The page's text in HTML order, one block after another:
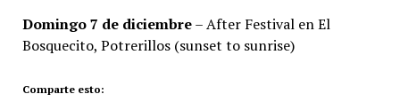
Domingo 7 de diciembre– After Festival en El
Bosquecito, Potrerillos (sunset to sunrise)
Comparte esto: